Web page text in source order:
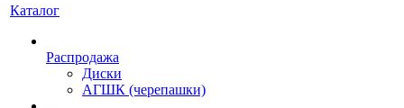
Каталог
Распродажа
Диски
АГШК (черепашки)